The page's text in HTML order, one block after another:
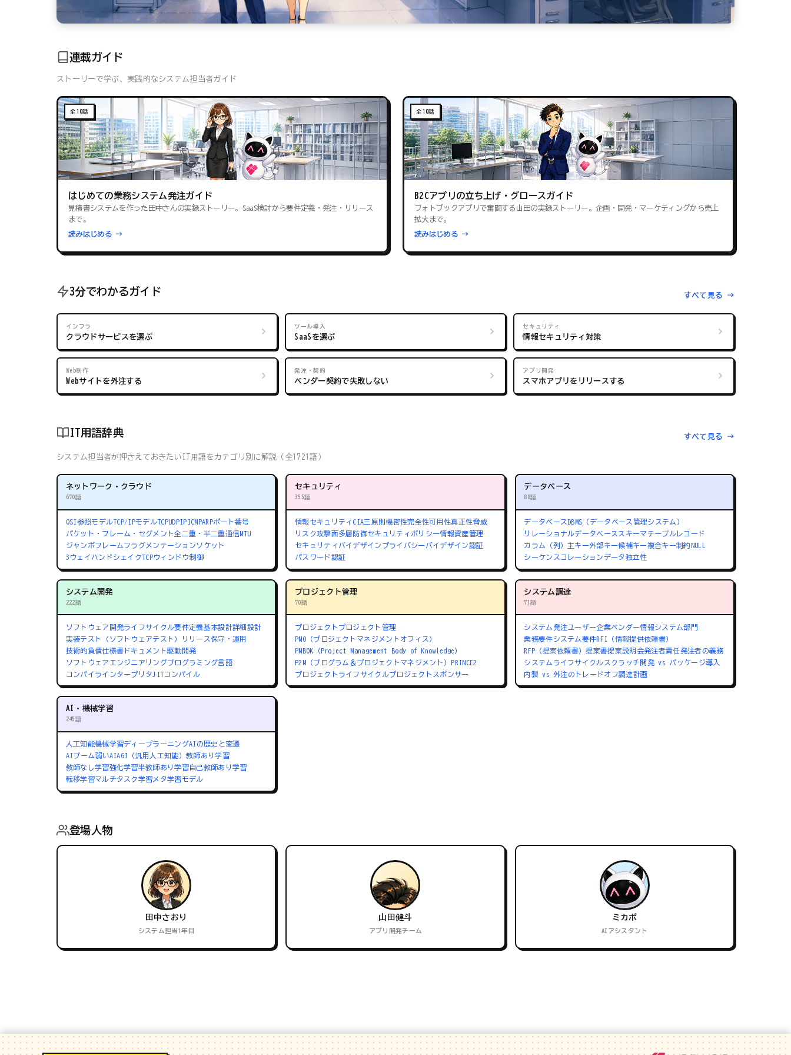
連載ガイド
ストーリーで学ぶ、実践的なシステム担当者ガイド
全10話
はじめての業務システム発注ガイド
見積書システムを作った田中さんの実録ストーリー。SaaS検討から要件定義・発注・リリース
まで。
読みはじめる →
全10話
B2Cアプリの立ち上げ・グロースガイド
フォトブックアプリで奮闘する山田の実録ストーリー。企画・開発・マーケティングから売上
拡大まで。
読みはじめる →
3分でわかるガイド すべて見る →
インフラ
クラウドサービスを選ぶ
ツール導入
SaaSを選ぶ
セキュリティ
情報セキュリティ対策
Web制作
Webサイトを外注する
発注・契約
ベンダー契約で失敗しない
アプリ開発
スマホアプリをリリースする
IT用語辞典 すべて見る →
システム担当者が押さえておきたいIT用語をカテゴリ別に解説（全1721語）
ネットワーク・クラウド
670語
OSI参照モデルTCP/IPモデルTCPUDPIPICMPARPポート番号
パケット・フレーム・セグメント全二重・半二重通信MTU
ジャンボフレーム フラグメンテーションソケット
3ウェイハンドシェイクTCPウィンドウ制御
セキュリティ
355語
情報セキュリティ CIA三原則機密性完全性可用性真正性脅威
リスク攻撃面多層防御セキュリティポリシー情報資産管理
セキュリティバイデザイン プライバシーバイデザイン認証
パスワード認証
データベース
88語
データベースDBMS（データベース管理システム）
リレーショナルデータベース スキーマ テーブルレコード
カラム（列）主キー外部キー候補キー複合キー制約NULL
シーケンス コレーションデータ独立性
システム開発
222語
ソフトウェア開発ライフサイクル要件定義基本設計詳細設計
実装テスト（ソフトウェアテスト） リリース保守・運用
技術的負債仕様書 ドキュメント駆動開発
ソフトウェアエンジニアリングプログラミング言語
コンパイラインタープリタ JITコンパイル
プロジェクト管理
70語
プロジェクト プロジェクト管理
PMO（プロジェクトマネジメントオフィス）
PMBOK（Project Management Body of Knowledge）
P2M（プログラム＆プロジェクトマネジメント）PRINCE2
プロジェクトライフサイクルプロジェクトスポンサー
システム調達
71語
システム発注ユーザー企業ベンダー情報システム部門
業務要件システム要件RFI（情報提供依頼書）
RFP（提案依頼書）提案書提案説明会発注者責任発注者の義務
システムライフサイクル スクラッチ開発 vs パッケージ導入
内製 vs 外注のトレードオフ調達計画
AI・機械学習
245語
人工知能機械学習ディープラーニングAIの歴史と変遷
AIブーム 弱いAIAGI（汎用人工知能）教師あり学習
教師なし学習強化学習半教師あり学習自己教師あり学習
転移学習マルチタスク学習メタ学習モデル
登場人物
田中さおり
システム担当1年目
山田健斗
アプリ開発チーム
ミカポ
AIアシスタント